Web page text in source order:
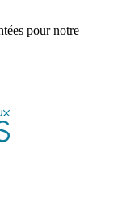
pour notre